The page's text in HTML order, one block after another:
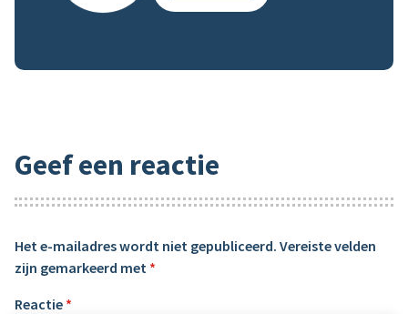
Geef een reactie
Het e-mailadres wordt niet gepubliceerd. Vereiste velden
zijn gemarkeerd met *
Reactie *